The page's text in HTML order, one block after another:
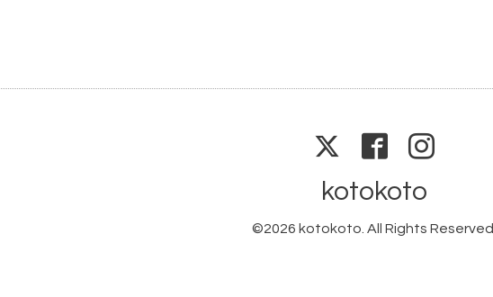
kotokoto
©2026 kotokoto . All Rights Reserved.